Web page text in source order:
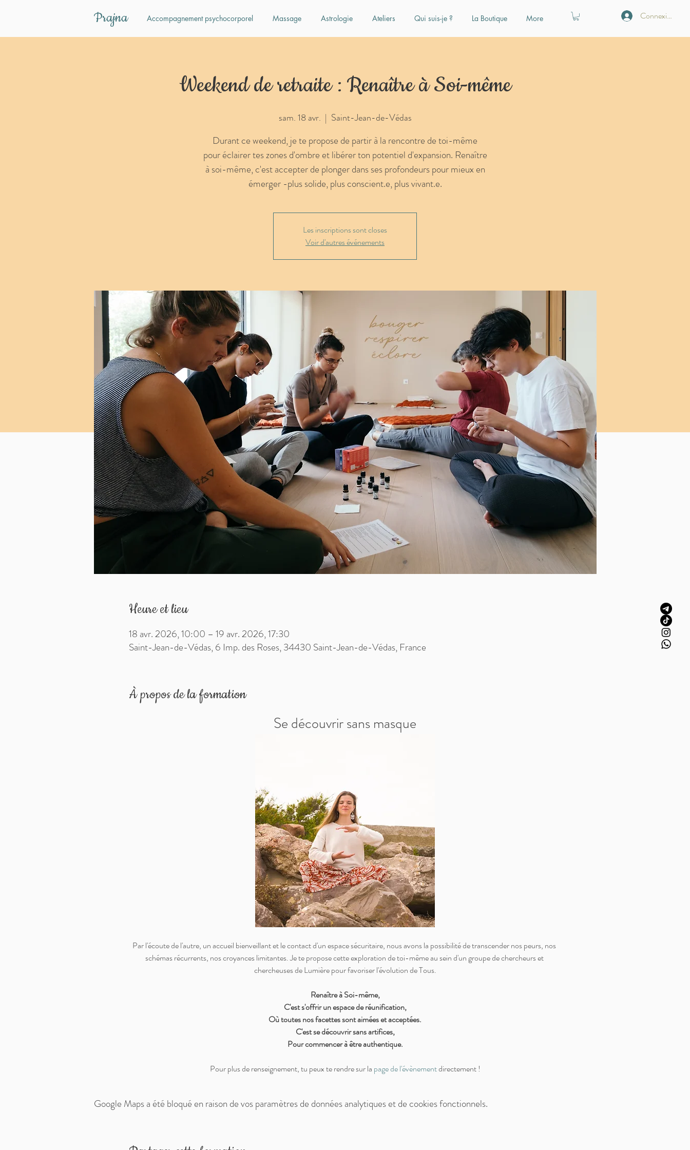
Connexion
Prajna Accompagnement psychocorporel Massage Astrologie Ateliers Qui suis-je ? La Boutique More
Weekend de retraite : Renaître à Soi-même
sam. 18 avr.
  |
Saint-Jean-de-Védas
Durant ce weekend, je te propose de partir à la rencontre de toi-même
pour éclairer tes zones d'ombre et libérer ton potentiel d'expansion. Renaître
à soi-même, c'est accepter de plonger dans ses profondeurs pour mieux en
émerger -plus solide, plus conscient.e, plus vivant.e.
Les inscriptions sont closes
Voir d'autres événements
Heure et lieu
18 avr. 2026, 10:00 – 19 avr. 2026, 17:30
Saint-Jean-de-Védas, 6 Imp. des Roses, 34430 Saint-Jean-de-Védas, France
À propos de la formation
Se découvrir sans masque
Par l'écoute de l'autre, un accueil bienveillant et le contact d'un espace sécuritaire, nous avons la possibilité de transcender nos peurs, nos
schémas récurrents, nos croyances limitantes. Je te propose cette exploration de toi-même au sein d'un groupe de chercheurs et
chercheuses de Lumière pour favoriser l'évolution de Tous.
Renaître à Soi-même,
C'est s'offrir un espace de réunification,
Où toutes nos facettes sont aimées et acceptées.
C'est se découvrir sans artifices,
Pour commencer à être authentique.
Pour plus de renseignement, tu peux te rendre sur la page de l'évènement directement !
Google Maps a été bloqué en raison de vos paramètres de données analytiques et de cookies fonctionnels.